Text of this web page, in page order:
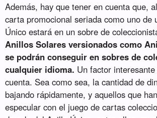
Además, hay que tener en cuenta que,
carta promocional seriada como uno de
Único estará en un sobre de
Anillos Solares versionados como
se podrán conseguir en sobres de
cualquier idioma. Un factor
cuenta. Sea como sea, la cantidad de
bajando rápidamente, y aquellos que
especular con el juego de cartas